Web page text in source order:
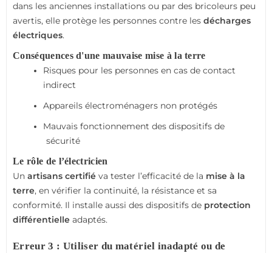
dans les anciennes installations ou par des bricoleurs peu
avertis, elle protège les personnes contre les décharges
électriques.
Conséquences d'une mauvaise mise à la terre
Risques pour les personnes en cas de contact
indirect
Appareils électroménagers non protégés
Mauvais fonctionnement des dispositifs de
sécurité
Le rôle de l’électricien
Un artisans certifié va tester l’efficacité de la mise à la
terre, en vérifier la continuité, la résistance et sa
conformité. Il installe aussi des dispositifs de protection
différentielle adaptés.
Erreur 3 : Utiliser du matériel inadapté ou de